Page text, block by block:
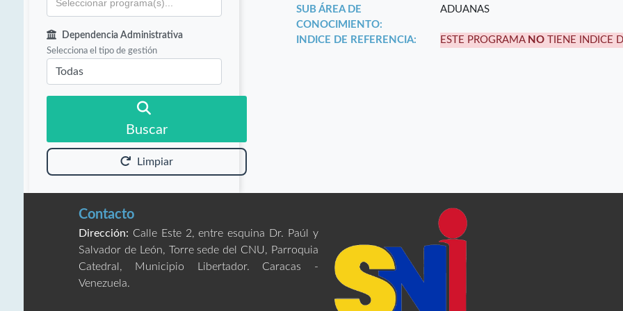
Dependencia Administrativa
Selecciona el tipo de gestión
Buscar
Limpiar
SUB ÁREA DE
CONOCIMIENTO:
ADUANAS
INDICE DE REFERENCIA: ESTE PROGRAMA NO TIENE INDICE
Contacto
Dirección: Calle Este 2, entre esquina Dr. Paúl y
Salvador de León, Torre sede del CNU, Parroquia
Catedral, Municipio Libertador. Caracas -
Venezuela.